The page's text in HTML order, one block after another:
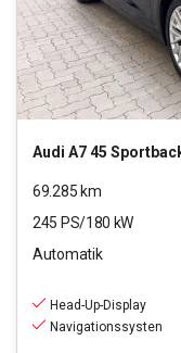
Audi A7 45 Sportback 3.0
69.285 km
245 PS/180 kW
Automatik
Head-Up-Display
Navigationssysten